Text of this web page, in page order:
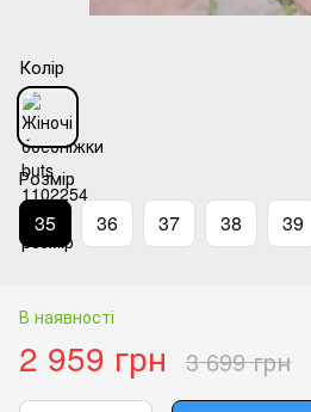
Колір
Розмір
35 36 37 38 39
В наявності
2 959 грн 3 699 грн